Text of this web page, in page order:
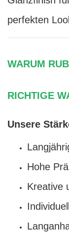
perfekten
WARUM
RICHTIGE
Unsere
Hohe
Kreative